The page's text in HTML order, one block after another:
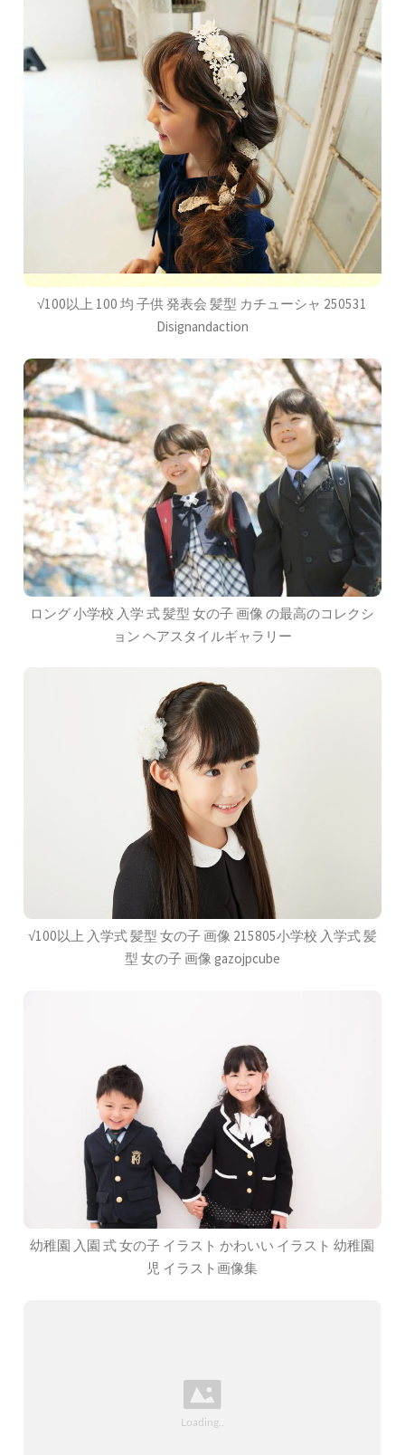
√100以上 100 均 子供 発表会 髪型 カチューシャ 250531
Disignandaction
ロング 小学校 入学 式 髪型 女の子 画像 の最高のコレクシ
ョン ヘアスタイルギャラリー
√100以上 入学式 髪型 女の子 画像 215805小学校 入学式 髪
型 女の子 画像 gazojpcube
幼稚園 入園 式 女の子 イラスト かわいい イラスト 幼稚園
児 イラスト画像集